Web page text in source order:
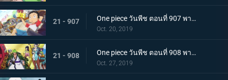
21 - 907 One piece วันพีช ตอนที่ 907 พากย์ไทย ตอนพิเศษ ฉลองวันพีซครบรอบ 20 ปี "โรแมนซ์ดอวน์"
Oct. 20, 2019
21 - 908 One piece วันพีช ตอนที่ 908 พากย์ไทย เรือสมบัติมาถึงแล้ว ลูฟี่ทาโร่แทนคุณ!
Oct. 27, 2019